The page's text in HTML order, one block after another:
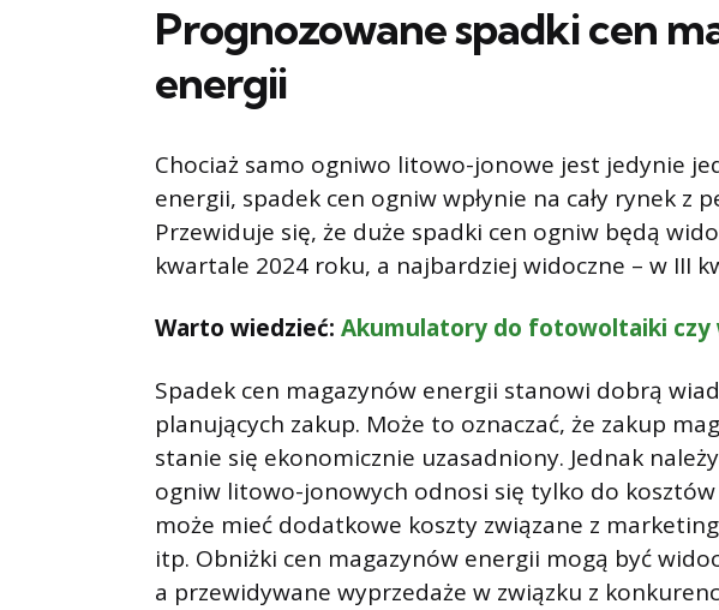
Prognozowane spadki cen
energii
Chociaż samo ogniwo litowo-jonowe jest jedynie
energii, spadek cen ogniw wpłynie na cały rynek z
Przewiduje się, że duże spadki cen ogniw będą
kwartale 2024 roku, a najbardziej widoczne – w III
Warto wiedzieć: Akumulatory do fotowoltaiki czy
Spadek cen magazynów energii stanowi dobrą
planujących zakup. Może to oznaczać, że zakup
stanie się ekonomicznie uzasadniony. Jednak
ogniw litowo-jonowych odnosi się tylko do
może mieć dodatkowe koszty związane z
itp. Obniżki cen magazynów energii mogą być
a przewidywane wyprzedaże w związku z